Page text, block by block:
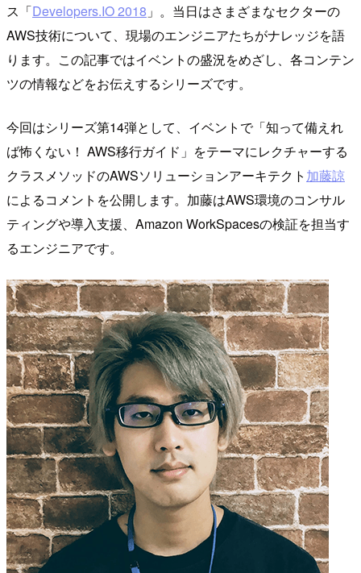
ス「Developers.IO 2018 」。当日はさまざまなセクターの
AWS技術について、現場のエンジニアたちがナレッジを語
ります。この記事ではイベントの盛況をめざし、各コンテン
ツの情報などをお伝えするシリーズです。
今回はシリーズ第14弾として、イベントで「知って備えれ
ば怖くない！ AWS移行ガイド」をテーマにレクチャーする
クラスメソッドのAWSソリューションアーキテクト 加藤諒
によるコメントを公開します。加藤はAWS環境のコンサル
ティングや導入支援、Amazon WorkSpacesの検証を担当す
るエンジニアです。